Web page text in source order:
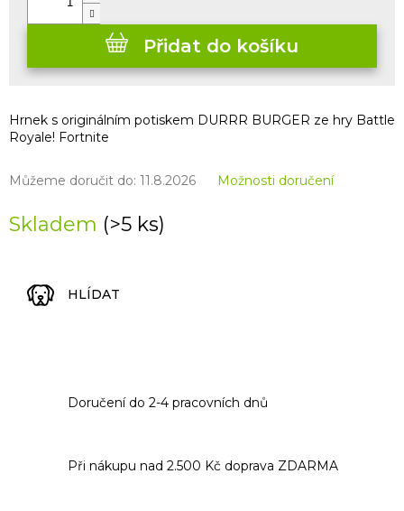
Skladem (>5 ks)
Můžeme doručit do: 11.8.2026 Možnosti doručení
Přidat do košíku
Hrnek s originálním potiskem DURRR BURGER ze hry Battle
Royale! Fortnite
HLÍDAT
Doručení do 2-4 pracovních dnů
Při nákupu nad 2.500 Kč doprava ZDARMA